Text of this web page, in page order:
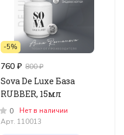
-5%
760 ₽ 800 ₽
Sova De Luxe База
RUBBER, 15мл
0
Нет в наличии
Арт. 110013